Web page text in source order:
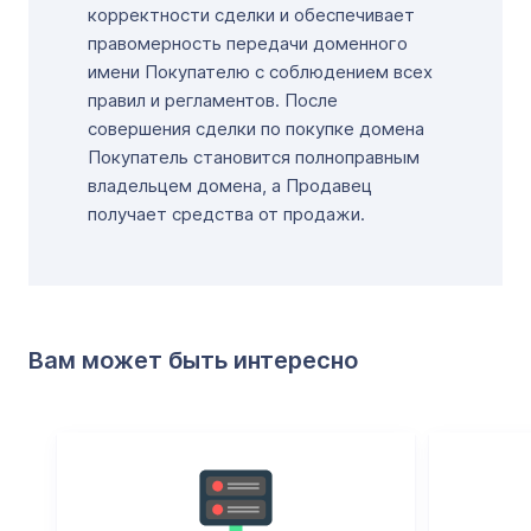
корректности сделки и обеспечивает
правомерность передачи доменного
имени Покупателю с соблюдением всех
правил и регламентов. После
совершения сделки по покупке домена
Покупатель становится полноправным
владельцем домена, а Продавец
получает средства от продажи.
Вам может быть интересно